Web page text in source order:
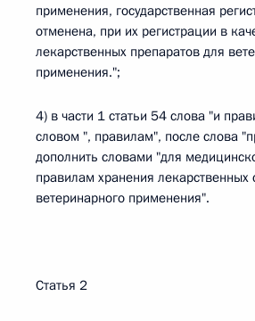
применения, государственная
отменена, при их регистрации в
лекарственных препаратов для
применения.";
4) в части 1 статьи 54 слова "и
словом ", правилам", после слова
дополнить словами "для
правилам хранения лекарственных
ветеринарного применения".
Статья 2